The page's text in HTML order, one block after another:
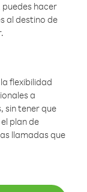
puedes hacer
al destino de
flexibilidad
a
sin tener que
plan de
llamadas que